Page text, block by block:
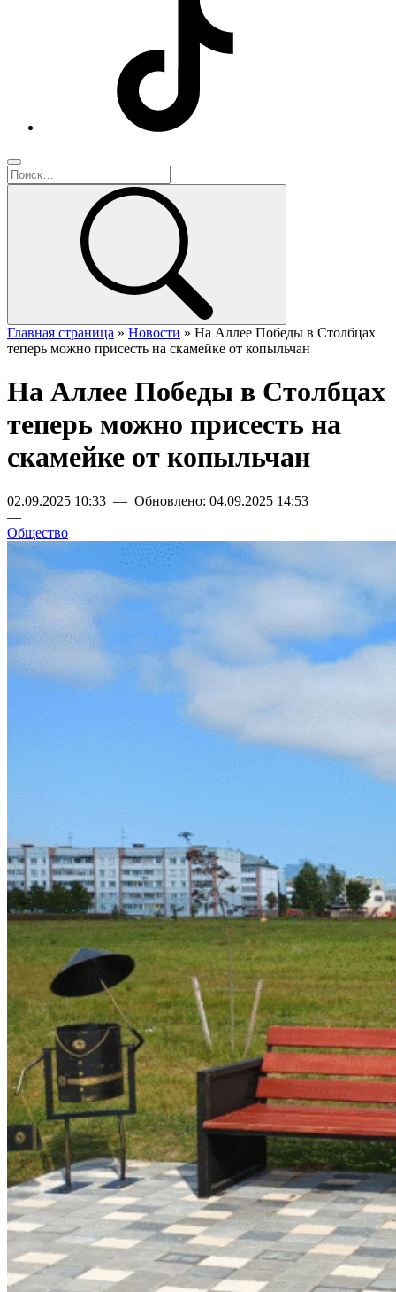
Главная страница » Новости » На Аллее Победы в Столбцах
теперь можно присесть на скамейке от копыльчан
На Аллее Победы в Столбцах
теперь можно присесть на
скамейке от копыльчан
02.09.2025 10:33 — Обновлено: 04.09.2025 14:53
—
Общество